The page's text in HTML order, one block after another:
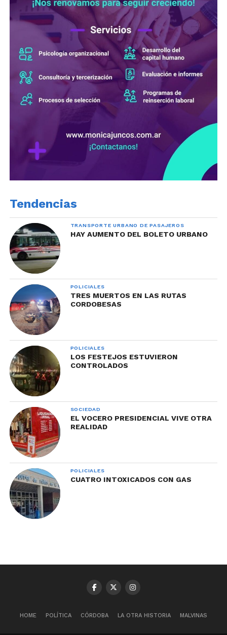
Tendencias
TRANSPORTE URBANO DE PASAJEROS
HAY AUMENTO DEL BOLETO URBANO
POLICIALES
TRES MUERTOS EN LAS RUTAS
CORDOBESAS
POLICIALES
LOS FESTEJOS ESTUVIERON
CONTROLADOS
SOCIEDAD
EL VOCERO PRESIDENCIAL VIVE OTRA
REALIDAD
POLICIALES
CUATRO INTOXICADOS CON GAS
HOME POLÍTICA CÓRDOBA LA OTRA HISTORIA MALVINAS